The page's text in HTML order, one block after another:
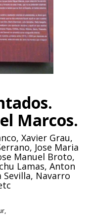
Marcos.
Xavier Grau,
Jose Maria
Manuel Broto,
Lamas, Anton
Sevilla, Navarro